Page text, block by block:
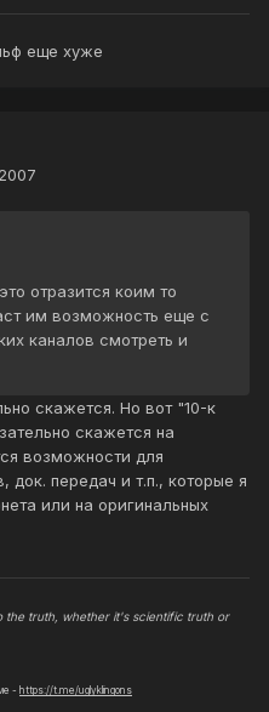
еще хуже
отразится коим то
им возможность еще с
каналов смотреть и
скажется. Но вот "10-к
скажется на
возможности для
передач и т.п., которые я
или на оригинальных
truth, whether it's scientific truth or
- https://t.me/uglyklingons